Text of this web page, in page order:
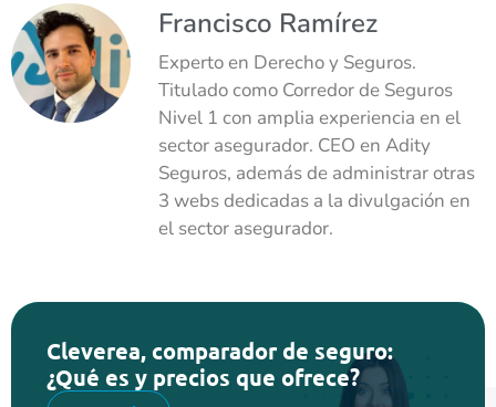
Francisco Ramírez
Experto en Derecho y Seguros.
Titulado como Corredor de Seguros
Nivel 1 con amplia experiencia en el
sector asegurador. CEO en Adity
Seguros, además de administrar otras
3 webs dedicadas a la divulgación en
el sector asegurador.
Cleverea, comparador de seguro:
¿Qué es y precios que ofrece?